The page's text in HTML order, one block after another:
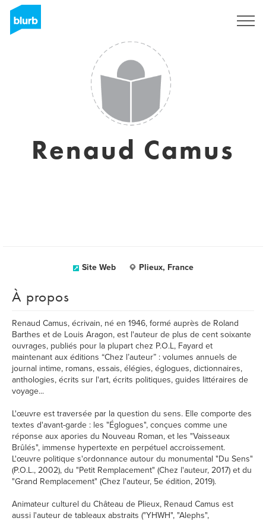
Renaud Camus
Site Web Plieux, France
À propos
Renaud Camus, écrivain, né en 1946, formé auprès de Roland
Barthes et de Louis Aragon, est l'auteur de plus de cent soixante
ouvrages, publiés pour la plupart chez P.O.L, Fayard et
maintenant aux éditions “Chez l’auteur” : volumes annuels de
journal intime, romans, essais, élégies, églogues, dictionnaires,
anthologies, écrits sur l'art, écrits politiques, guides littéraires de
voyage...
L'œuvre est traversée par la question du sens. Elle comporte des
textes d'avant-garde : les "Églogues", conçues comme une
réponse aux apories du Nouveau Roman, et les "Vaisseaux
Brûlés", immense hypertexte en perpétuel accroissement.
L'œuvre politique s'ordonnance autour du monumental "Du Sens"
(P.O.L., 2002), du "Petit Remplacement" (Chez l'auteur, 2017) et du
"Grand Remplacement" (Chez l'auteur, 5e édition, 2019).
Animateur culturel du Château de Plieux, Renaud Camus est
aussi l'auteur de tableaux abstraits ("YHWH", "Alephs",